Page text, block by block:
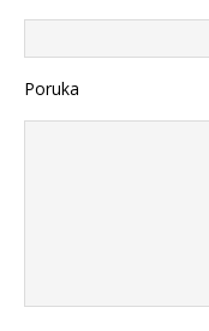
Poruka